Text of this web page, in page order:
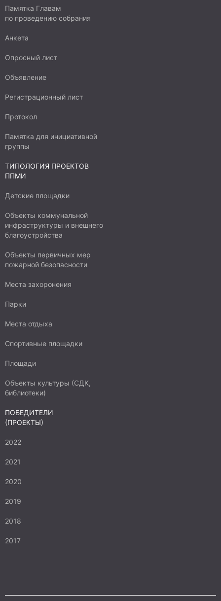
Памятка Главам
по проведению собрания
Анкета
Опросный лист
Объявление
Регистрационный лист
Протокол
Памятка для инициативной
группы
ТИПОЛОГИЯ ПРОЕКТОВ
ППМИ
Детские площадки
Объекты коммунальной
инфраструктуры и внешнего
благоустройства
Объекты первичных мер
пожарной безопасности
Места захоронения
Парки
Места отдыха
Спортивные площадки
Площади
Объекты культуры (СДК,
библиотеки)
ПОБЕДИТЕЛИ
(ПРОЕКТЫ)
2022
2021
2020
2019
2018
2017